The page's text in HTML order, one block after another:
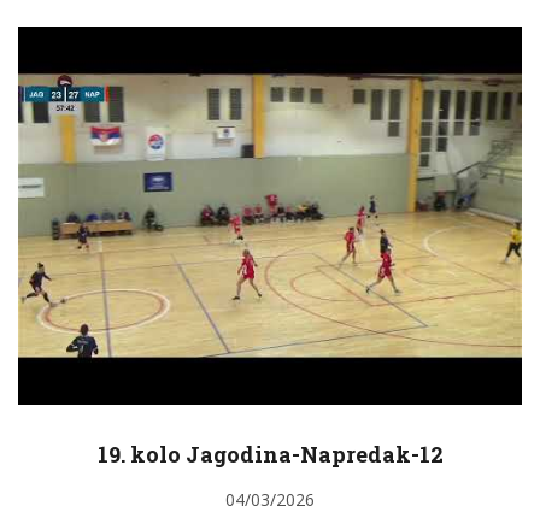
19. kolo Jagodina-Napredak-12
04/03/2026